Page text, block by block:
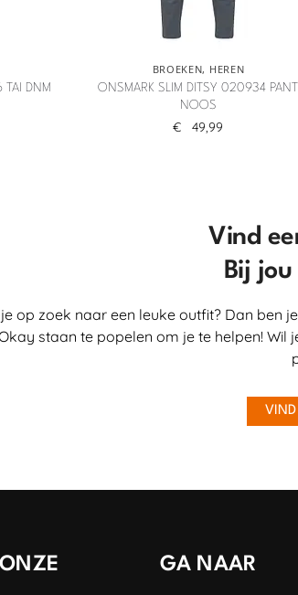
DNM
BROEKEN, HEREN
ONSMARK SLIM DITSY 020934 PANT
NOOS
€ 49,99
Vind
Bij
op zoek naar een leuke outfit? Dan ben
staan te popelen om je te helpen! Wil
VIND
GA NAAR